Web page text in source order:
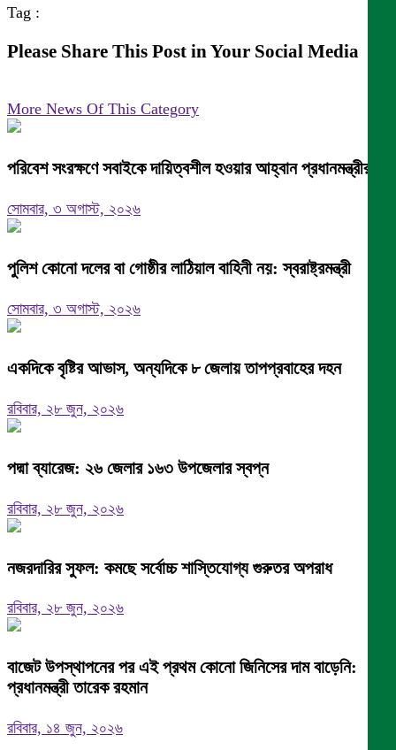
Tag :
Please Share This Post in Your Social Media
More News Of This Category
পরিবেশ সংরক্ষণে সবাইকে দায়িত্বশীল হওয়ার আহ্বান প্রধানমন্ত্রীর
সোমবার, ৩ অগাস্ট, ২০২৬
পুলিশ কোনো দলের বা গোষ্ঠীর লাঠিয়াল বাহিনী নয়: স্বরাষ্ট্রমন্ত্রী
সোমবার, ৩ অগাস্ট, ২০২৬
একদিকে বৃষ্টির আভাস, অন্যদিকে ৮ জেলায় তাপপ্রবাহের দহন
রবিবার, ২৮ জুন, ২০২৬
পদ্মা ব্যারেজ: ২৬ জেলার ১৬৩ উপজেলার স্বপ্ন
রবিবার, ২৮ জুন, ২০২৬
নজরদারির সুফল: কমছে সর্বোচ্চ শাস্তিযোগ্য গুরুতর অপরাধ
রবিবার, ২৮ জুন, ২০২৬
বাজেট উপস্থাপনের পর এই প্রথম কোনো জিনিসের দাম বাড়েনি:
প্রধানমন্ত্রী তারেক রহমান
রবিবার, ১৪ জুন, ২০২৬